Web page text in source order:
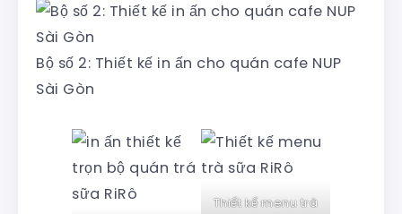
Bộ số 2: Thiết kế in ấn cho quán cafe NUP
Sài Gòn
Thiết kế menu trà